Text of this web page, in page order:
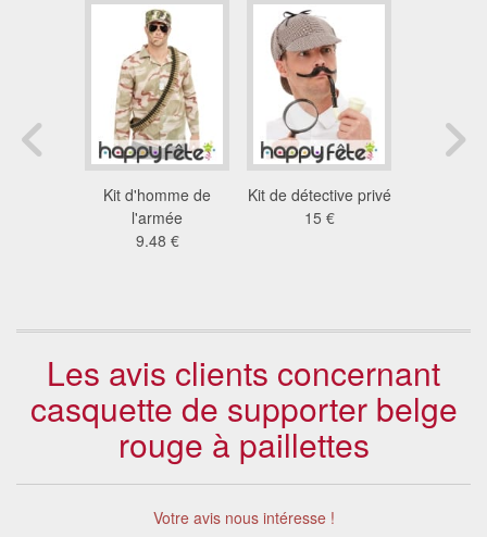
Kit d'homme de
l'armée
9.48 €
Kit de détective privé
15 €
Les avis clients concernant
casquette de supporter belge
rouge à paillettes
Votre avis nous intéresse !